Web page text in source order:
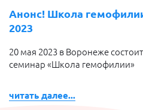
Анонс! Школа
2023
20 мая 2023 в Воронеже
семинар «Школа гемофилии»
читать далее...